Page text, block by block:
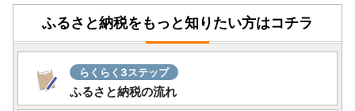
ふるさと納税をもっと知りたい方はコチラ
らくらく3ステップ
ふるさと納税の流れ